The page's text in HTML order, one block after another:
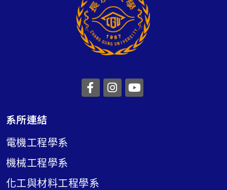
前往長庚大學facebook
前往長庚大學
系所連結
電機工程學系
機械工程學系
化工與材料工程學系